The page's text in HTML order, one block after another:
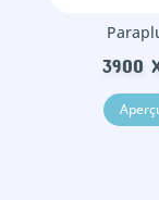
3900